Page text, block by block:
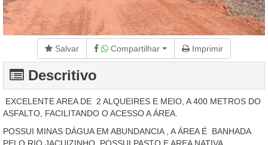
Salvar Compartilhar Imprimir
Descritivo
EXCELENTE AREA DE 2 ALQUEIRES E MEIO, A 400 METROS DO
ASFALTO, FACILITANDO O ACESSO A ÁREA.
POSSUI MINAS DÁGUA EM ABUNDANCIA , A ÁREA É BANHADA